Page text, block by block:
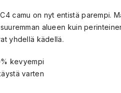
camu on nyt entistä parempi.
alueen kuin
yhdellä kädellä.
kevyempi
varten